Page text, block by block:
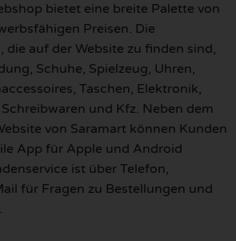
bietet eine breite Palette von
Preisen. Die
die auf der Website zu finden sind,
Schuhe, Spielzeug, Uhren,
Taschen, Elektronik,
und Kfz. Neben dem
von Saramart können Kunden
App für Apple und Android
ist über Telefon,
für Fragen zu Bestellungen und